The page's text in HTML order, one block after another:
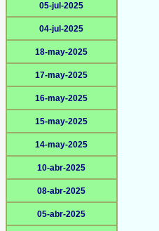
05-jul-2025
04-jul-2025
18-may-2025
17-may-2025
16-may-2025
15-may-2025
14-may-2025
10-abr-2025
08-abr-2025
05-abr-2025